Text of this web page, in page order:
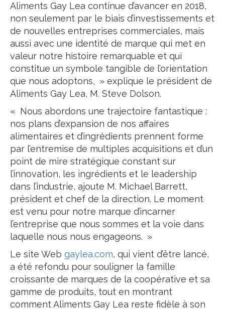
Aliments Gay Lea continue d’avancer en 2018,
non seulement par le biais d’investissements et
de nouvelles entreprises commerciales, mais
aussi avec une identité de marque qui met en
valeur notre histoire remarquable et qui
constitue un symbole tangible de l’orientation
que nous adoptons, » explique le président de
Aliments Gay Lea, M. Steve Dolson.
« Nous abordons une trajectoire fantastique :
nos plans d’expansion de nos affaires
alimentaires et d’ingrédients prennent forme
par l’entremise de multiples acquisitions et d’un
point de mire stratégique constant sur
l’innovation, les ingrédients et le leadership
dans l’industrie, ajoute M. Michael Barrett,
président et chef de la direction. Le moment
est venu pour notre marque d’incarner
l’entreprise que nous sommes et la voie dans
laquelle nous nous engageons. »
Le site Web gaylea.com, qui vient d’être lancé,
a été refondu pour souligner la famille
croissante de marques de la coopérative et sa
gamme de produits, tout en montrant
comment Aliments Gay Lea reste fidèle à son